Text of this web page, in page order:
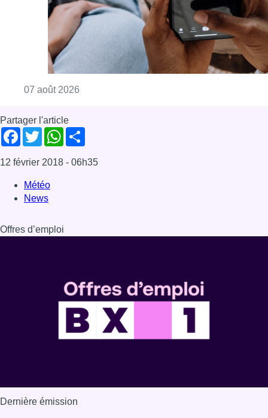
07 août 2026
Partager l'article
Facebook
TwitterWhatsApp
12 février 2018 - 06h35
Météo
News
Offres d’emploi
Dernière émission